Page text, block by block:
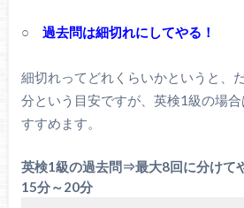
○ 過去問は細切れにしてやる！
細切れってどれくらいかというと、
分という目安ですが、英検1級の場
すすめます。
英検1級の過去問⇒最大8回に分けて
15分～20分